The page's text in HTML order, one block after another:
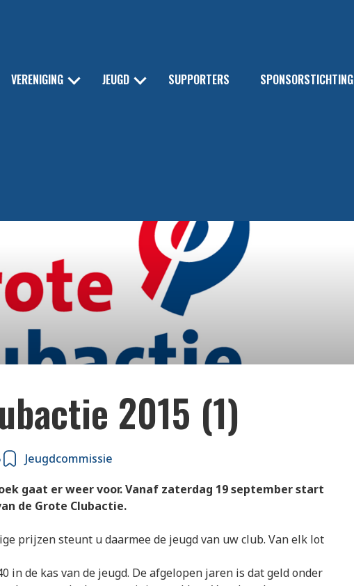
VERENIGING JEUGD SUPPORTERS SPONSORSTICHTING
2015 (1)
Jeugdcommissie
gaat er weer voor. Vanaf zaterdag 19 september start
de Grote Clubactie.
prijzen steunt u daarmee de jeugd van uw club. Van elk lot
in de kas van de jeugd. De afgelopen jaren is dat geld onder